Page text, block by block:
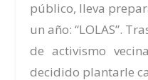
público, lleva
un año: “LOLAS”.
de activismo
decidido plantarle